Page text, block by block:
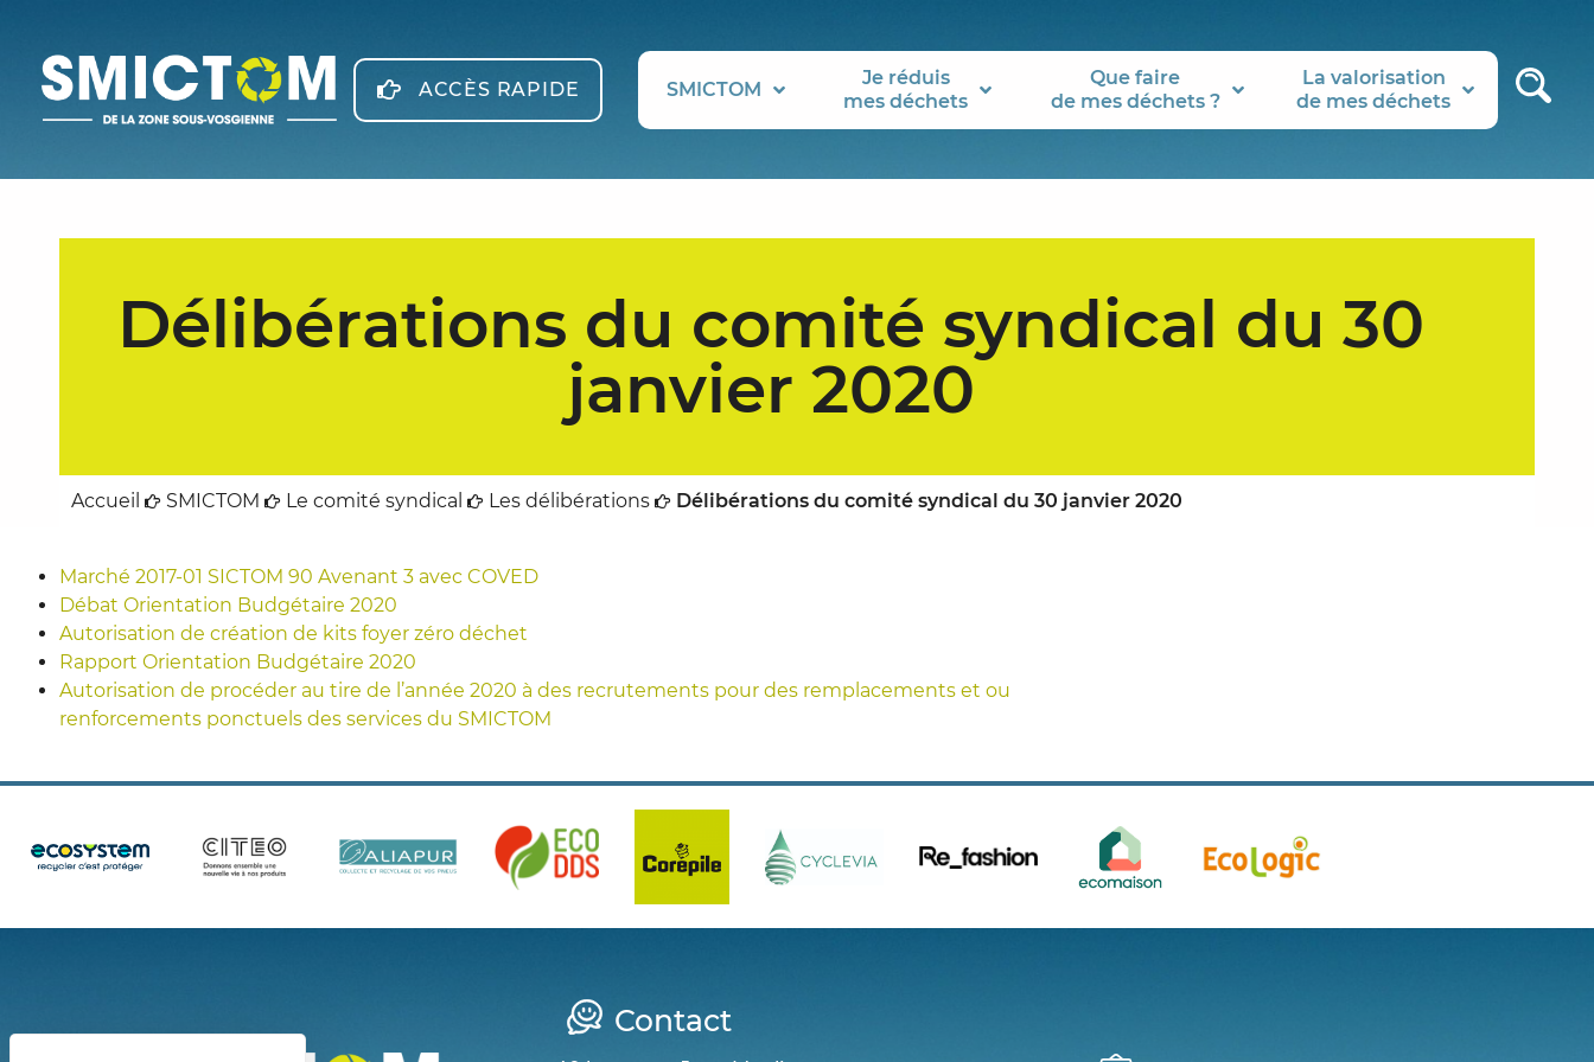
ACCÈS RAPIDE SMICTOM
Je réduis
mes déchets
Que faire
de mes déchets ?
La valorisation
de mes déchets
Délibérations du comité syndical du 30
janvier 2020
Accueil SMICTOM Le comité syndical Les délibérations Délibérations du comité syndical du 30 janvier 2020
Marché 2017-01 SICTOM 90 Avenant 3 avec COVED
Débat Orientation Budgétaire 2020
Autorisation de création de kits foyer zéro déchet
Rapport Orientation Budgétaire 2020
Autorisation de procéder au tire de l’année 2020 à des recrutements pour des remplacements et ou
renforcements ponctuels des services du SMICTOM
Contact